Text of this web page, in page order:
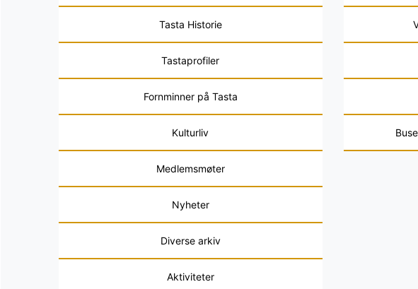
Tasta Historie
Tastaprofiler
Fornminner på Tasta
Kulturliv
Medlemsmøter
Nyheter
Diverse arkiv
Aktiviteter